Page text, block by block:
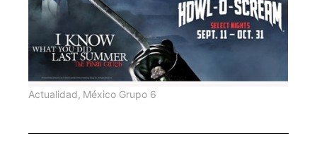
Actualidad, México Grupo 6